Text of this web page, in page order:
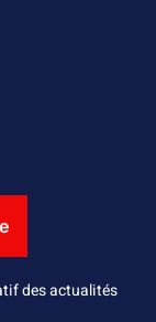
des actualités